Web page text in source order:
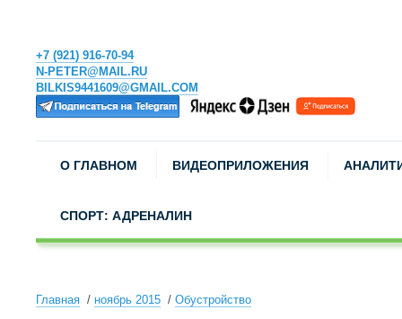
+7 (921) 916-70-94
N-PETER@MAIL.RU
BILKIS9441609@GMAIL.COM
О ГЛАВНОМ ВИДЕОПРИЛОЖЕНИЯ
СПОРТ: АДРЕНАЛИН
Главная ноябрь 2015 Обустройство